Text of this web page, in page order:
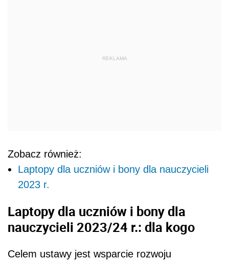
polegać ma na wyposażeniu w
laptopy uczniów klas IV
niepublicznej szkoły podstawowej oraz uczniów
realizującej kształcenie ogólne, klasy
odpowiadającej klasie IV szkoły podstawowej
oraz na jednorazowym przekazaniu
bonów na
zakup laptopa albo laptopa przeglądarkowego